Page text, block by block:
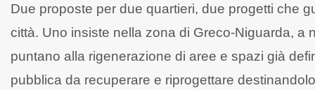
Due proposte per due quartieri, due progetti che
città. Uno insiste nella zona di Greco-Niguarda, a
puntano alla rigenerazione di aree e spazi già
pubblica da recuperare e riprogettare